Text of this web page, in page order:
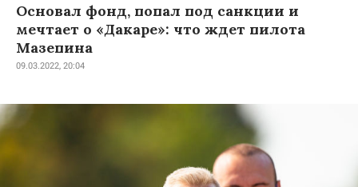
Основал фонд, попал под санкции и
мечтает о «Дакаре»: что ждет пилота
Мазепина
09.03.2022, 20:04